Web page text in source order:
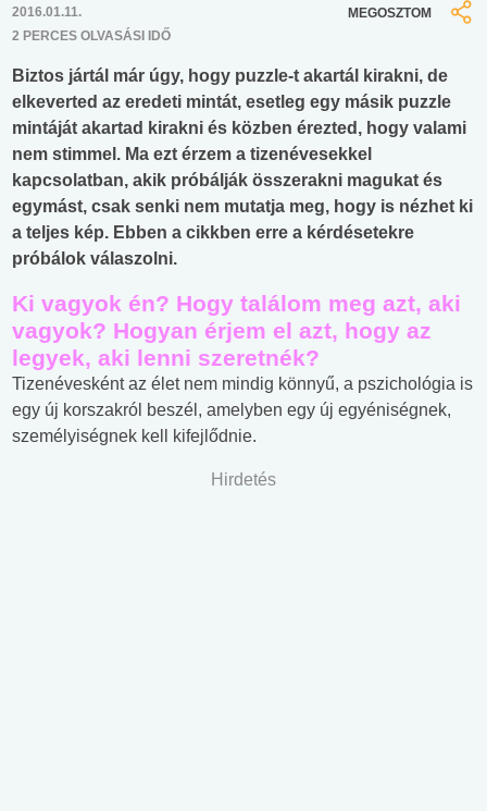
2016.01.11.
2 PERCES OLVASÁSI IDŐ
MEGOSZTOM
Biztos jártál már úgy, hogy puzzle-t akartál kirakni, de
elkeverted az eredeti mintát, esetleg egy másik puzzle
mintáját akartad kirakni és közben érezted, hogy valami
nem stimmel. Ma ezt érzem a tizenévesekkel
kapcsolatban, akik próbálják összerakni magukat és
egymást, csak senki nem mutatja meg, hogy is nézhet ki
a teljes kép. Ebben a cikkben erre a kérdésetekre
próbálok válaszolni.
Ki vagyok én? Hogy találom meg azt, aki
vagyok? Hogyan érjem el azt, hogy az
legyek, aki lenni szeretnék?
Tizenévesként az élet nem mindig könnyű, a pszichológia is
egy új korszakról beszél, amelyben egy új egyéniségnek,
személyiségnek kell kifejlődnie.
Hirdetés